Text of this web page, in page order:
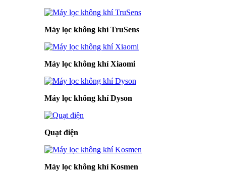
Máy lọc không khí TruSens
Máy lọc không khí Xiaomi
Máy lọc không khí Dyson
Quạt điện
Máy lọc không khí Kosmen